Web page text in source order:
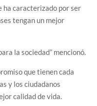
ha caracterizado por ser
tengan un mejor
la sociedad” mencionó.
que tienen cada
y los ciudadanos
calidad de vida.